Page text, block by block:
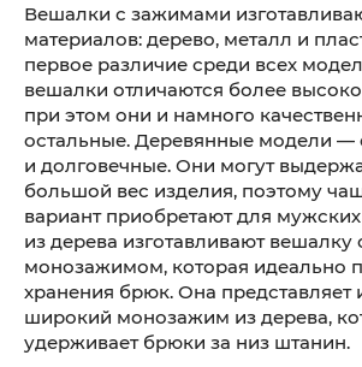
Вешалки с зажимами
материалов: дерево, металл и
первое различие среди всех
вешалки отличаются более
при этом они и намного
остальные. Деревянные модели
и долговечные. Они могут
большой вес изделия, поэтому
вариант приобретают для
из дерева изготавливают вешалку
монозажимом, которая идеально
хранения брюк. Она представляет
широкий монозажим из дерева,
удерживает брюки за низ штанин.